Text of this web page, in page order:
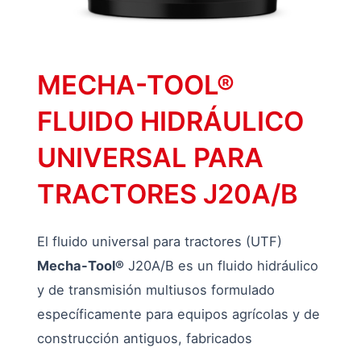
MECHA-TOOL®
FLUIDO HIDRÁULICO
UNIVERSAL PARA
TRACTORES J20A/B
El fluido universal para tractores (UTF)
Mecha-Tool® J20A/B es un fluido hidráulico
y de transmisión multiusos formulado
específicamente para equipos agrícolas y de
construcción antiguos, fabricados